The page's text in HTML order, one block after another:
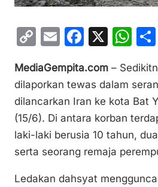
C
p
y
Li
n
k
E
ai
l
F
c
e
b
o
o
k
X
W
at
s
A
p
p
MediaGempita.com –
dilaporkan tewas dalam
dilancarkan Iran ke kota Bat
(15/6). Di antara korban
laki-laki berusia 10 tahun,
serta seorang remaja
Ledakan dahsyat